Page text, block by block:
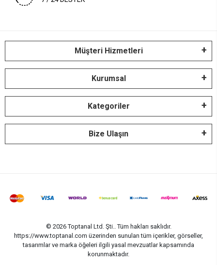
Müşteri Hizmetleri
Kurumsal
Kategoriler
Bize Ulaşın
© 2026 Toptanal Ltd. Şti.. Tüm hakları saklıdır.
https://www.toptanal.com üzerinden sunulan tüm içerikler, görseller,
tasarımlar ve marka öğeleri ilgili yasal mevzuatlar kapsamında
korunmaktadır.